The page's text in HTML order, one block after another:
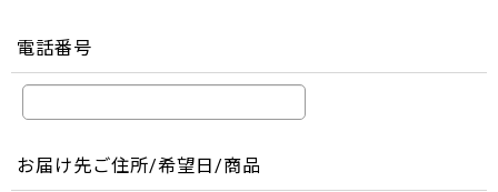
電話番号
お届け先ご住所/希望日/商品